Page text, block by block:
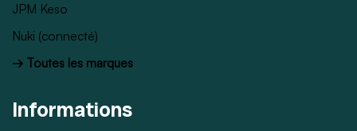
JPM Keso
Nuki (connecté)
→ Toutes les marques
Informations